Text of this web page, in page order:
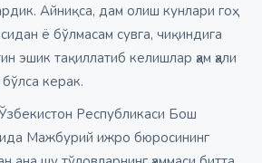
Айниқса, дам олиш кунлари гоҳ
ё бўлмасам сувга, чиқиндига
эшик тақиллатиб келишлар ҳам ҳали
керак.
Республикаси Бош
Мажбурий ижро бюросининг